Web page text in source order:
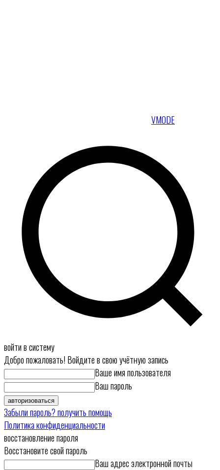
VMODE
войти в систему
Добро пожаловать! Войдите в свою учётную запись
Ваше имя пользователя
Ваш пароль
Забыли пароль? получить помощь
Политика конфиденциальности
восстановление пароля
Восстановите свой пароль
Ваш адрес электронной почты